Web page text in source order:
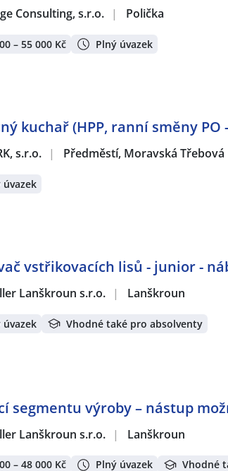
Consulting, s.r.o. | Polička
– 55 000 Kč Plný úvazek
kuchař (HPP, ranní směny PO
s.r.o. | Předměstí, Moravská Třebová
úvazek
vstřikovacích lisů - junior -
Lanškroun s.r.o. | Lanškroun
úvazek Vhodné také pro absolventy
segmentu výroby – nástup
Lanškroun s.r.o. | Lanškroun
– 48 000 Kč Plný úvazek Vhodné